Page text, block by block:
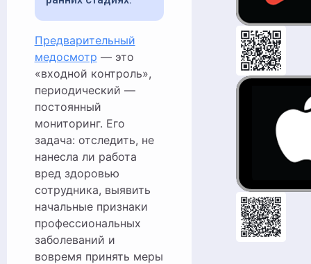
Предварительный
медосмотр — это
«входной контроль»,
периодический —
постоянный
мониторинг. Его
задача: отследить, не
нанесла ли работа
вред здоровью
сотрудника, выявить
начальные признаки
профессиональных
заболеваний и
вовремя принять меры